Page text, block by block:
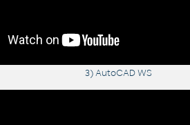
3) AutoCAD WS